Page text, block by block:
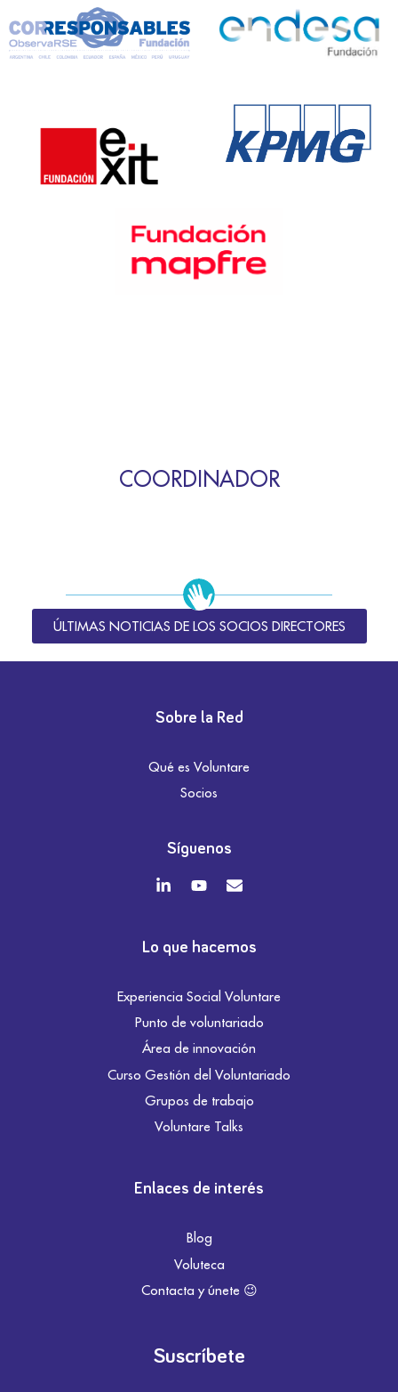
COORDINADOR
ÚLTIMAS NOTICIAS DE LOS SOCIOS DIRECTORES
Sobre la Red
Qué es Voluntare
Socios
Síguenos
Lo que hacemos
Experiencia Social Voluntare
Punto de voluntariado
Área de innovación
Curso Gestión del Voluntariado
Grupos de trabajo
Voluntare Talks
Enlaces de interés
Blog
Voluteca
Contacta y únete 😉
Suscríbete